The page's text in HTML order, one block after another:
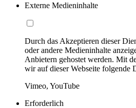
Externe Medieninhalte
Durch das Akzeptieren dieser
oder andere Medieninhalte
Anbietern gehostet werden. Mit
wir auf dieser Webseite folgende
Vimeo, YouTube
Erforderlich